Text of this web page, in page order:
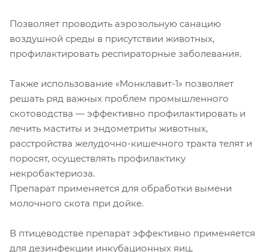
Позволяет проводить аэрозольную санацию
воздушной среды в присутствии животных,
профилактировать респираторные заболевания.
Также использование «Монклавит-1» позволяет
решать ряд важных проблем промышленного
скотоводства — эффективно профилактировать и
лечить маститы и эндометриты животных,
расстройства желудочно-кишечного тракта телят и
поросят, осуществлять профилактику
некробактериоза.
Препарат применяется для обработки вымени
молочного скота при дойке.
В птицеводстве препарат эффективно применяется
для дезинфекции инкубационных яиц,